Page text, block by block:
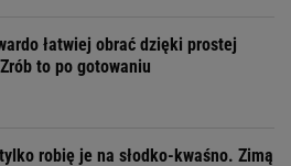
łatwiej obrać dzięki prostej
to po gotowaniu
robię je na słodko-kwaśno. Zimą